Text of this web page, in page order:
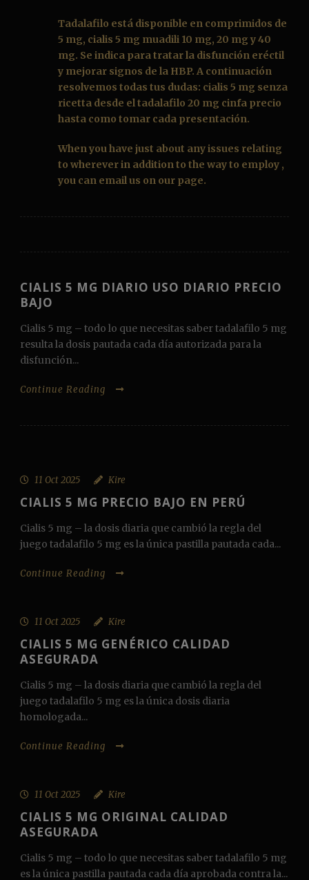
Tadalafilo está disponible en comprimidos de
5 mg, cialis 5 mg muadili 10 mg, 20 mg y 40
mg. Se indica para tratar la disfunción eréctil
y mejorar signos de la HBP. A continuación
resolvemos todas tus dudas: cialis 5 mg senza
ricetta desde eltadalafilo 20 mg cinfa precio
hasta como tomar cada presentación.
When you have just about any issues relating
to wherever in addition to the way to employ ,
you can email us on our page.
CIALIS 5 MG DIARIO USO DIARIO PRECIO
BAJO
Cialis 5 mg – todo lo que necesitas saber tadalafilo 5 mg
resulta la dosis pautada cada día autorizada para la
disfunción...
Continue Reading
11 Oct 2025 Kire
CIALIS 5 MG PRECIO BAJO EN PERÚ
Cialis 5 mg – la dosis diaria que cambió la regla del
juego tadalafilo 5 mg es la única pastilla pautada cada...
Continue Reading
11 Oct 2025 Kire
CIALIS 5 MG GENÉRICO CALIDAD
ASEGURADA
Cialis 5 mg – la dosis diaria que cambió la regla del
juego tadalafilo 5 mg es la única dosis diaria
homologada...
Continue Reading
11 Oct 2025 Kire
CIALIS 5 MG ORIGINAL CALIDAD
ASEGURADA
Cialis 5 mg – todo lo que necesitas saber tadalafilo 5 mg
es la única pastilla pautada cada día aprobada contra la...